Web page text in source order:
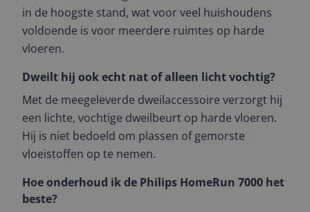
in de hoogste stand, wat voor veel huishoudens
voldoende is voor meerdere ruimtes op harde
vloeren.
Dweilt hij ook echt nat of alleen licht vochtig?
Met de meegeleverde dweilaccessoire verzorgt hij
een lichte, vochtige dweilbeurt op harde vloeren.
Hij is niet bedoeld om plassen of gemorste
vloeistoffen op te nemen.
Hoe onderhoud ik de Philips HomeRun 7000 het
beste?